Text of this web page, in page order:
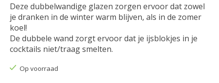
Deze dubbelwandige glazen zorgen ervoor dat zowel
je dranken in de winter warm blijven, als in de zomer
koel!
De dubbele wand zorgt ervoor dat je ijsblokjes in je
cocktails niet/traag smelten.
Op voorraad